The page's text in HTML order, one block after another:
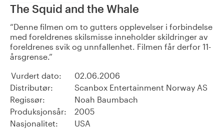
The Squid and the Whale
Denne filmen om to gutters opplevelser i forbindelse
med foreldrenes skilsmisse inneholder skildringer av
foreldrenes svik og unnfallenhet. Filmen får derfor 11-
årsgrense.
Vurdert dato:
02.06.2006
Distributør:
Scanbox Entertainment Norway AS
Regissør:
Noah Baumbach
Produksjonsår:
2005
Nasjonalitet:
USA